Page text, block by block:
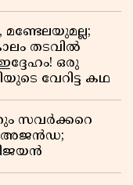
തടവിൽ
ഒരു
വേറിട്ട കഥ
സവർക്കറെ
അജൻഡ;